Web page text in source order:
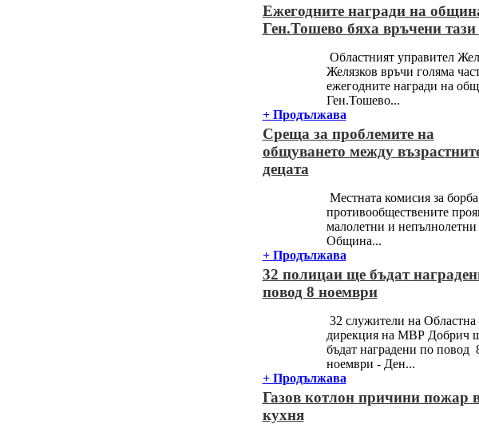
Ежегодните награди на
Ген.Тошево бяха връчени тази
Областният управител
Желязков връчи голяма
ежегодните награди на
Ген.Тошево...
+ Продължава
Среща за проблемите на
общуването между
децата
Местната комисия за
противообществените
малолетни и
Община...
+ Продължава
32 полицаи ще бъдат
повод 8 ноември
32 служители на Областна
дирекция на МВР Добрич
бъдат наградени по повод
ноември - Ден...
+ Продължава
Газов котлон причини пожар
кухня